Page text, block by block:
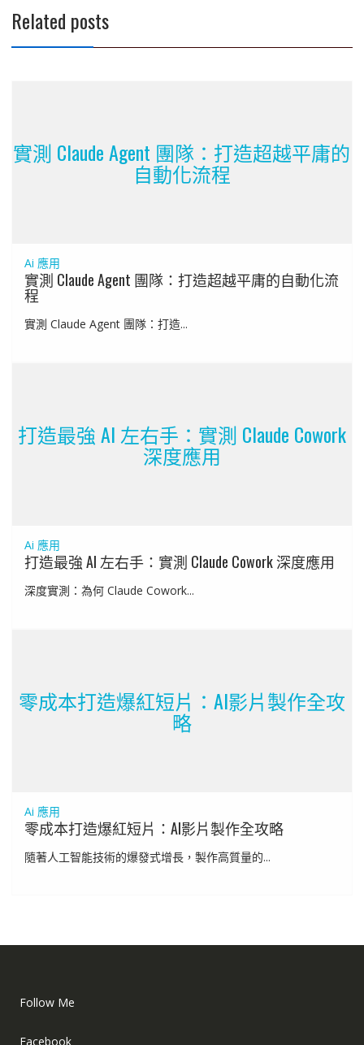
Related posts
實測 Claude Agent 團隊：打造超越平庸的
自動化流程
Ai 應用
實測 Claude Agent 團隊：打造超越平庸的自動化流
程
實測 Claude Agent 團隊：打造...
打造最強 AI 左右手：實測 Claude Cowork
深度應用
Ai 應用
打造最強 AI 左右手：實測 Claude Cowork 深度應用
深度實測：為何 Claude Cowork...
零成本打造爆紅短片：AI影片製作全攻
略
Ai 應用
零成本打造爆紅短片：AI影片製作全攻略
隨著人工智能技術的爆發式增長，製作高質量的...
Follow Me
Facebook